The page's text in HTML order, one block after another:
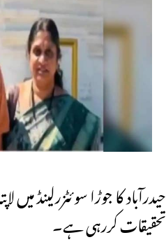
حیدرآباد کا جوڑا سوئٹزرلینڈ میں
تحقیقات کررہی ہے۔